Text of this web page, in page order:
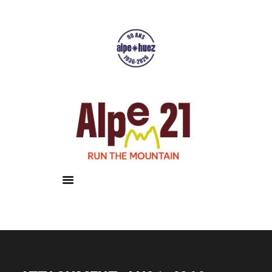
Résultats
Galerie
Infos pratiques